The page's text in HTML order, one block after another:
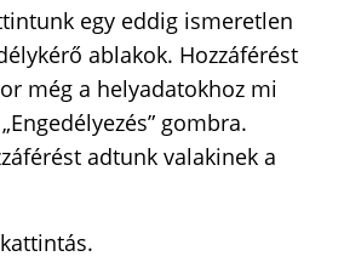
egy eddig ismeretlen
ablakok. Hozzáférést
még a helyadatokhoz mi
gombra.
adtunk valakinek a